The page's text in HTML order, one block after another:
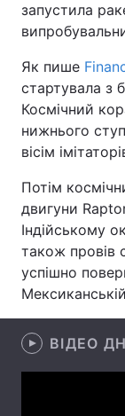
Головна
Економіка
Спорт
Зброя
Здоров'я
Цікавинки
запустила
Як пише
стартувала з
Космічний
нижнього
вісім
Потім
двигуни
Індійському
також провів
успішно
ВІДЕО